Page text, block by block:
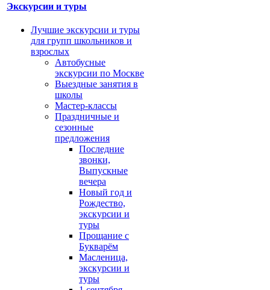
Экскурсии и туры
Лучшие экскурсии и туры
для групп школьников и
взрослых
Автобусные
экскурсии по Москве
Выездные занятия в
школы
Мастер-классы
Праздничные и
сезонные
предложения
Последние
звонки,
Выпускные
вечера
Новый год и
Рождество,
экскурсии и
туры
Прощание с
Букварём
Масленица,
экскурсии и
туры